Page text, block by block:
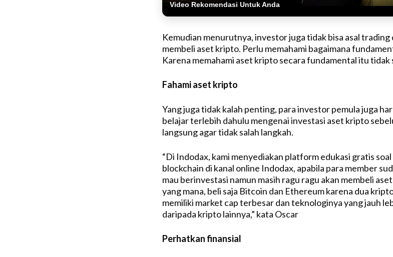
Video Rekomendasi Untuk Anda
Kemudian menurutnya, investor juga tidak bisa asal trading
membeli aset kripto. Perlu memahami bagaimana
Karena memahami aset kripto secara fundamental itu tidak
Fahami aset kripto
Yang juga tidak kalah penting, para investor pemula juga
belajar terlebih dahulu mengenai investasi aset kripto
langsung agar tidak salah langkah.
“Di Indodax, kami menyediakan platform edukasi gratis
blockchain di kanal online Indodax, apabila para member
mau berinvestasi namun masih ragu ragu akan membeli
yang mana, beli saja Bitcoin dan Ethereum karena dua
memiliki market cap terbesar dan teknologinya yang jauh
daripada kripto lainnya,” kata Oscar
Perhatkan finansial